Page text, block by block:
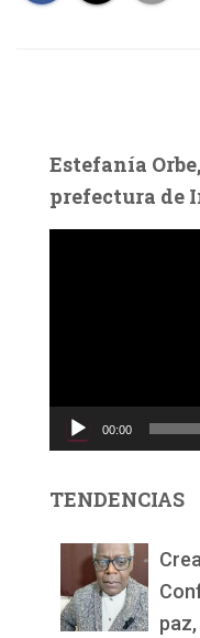
Estefanía
prefectura de
c
d
00:00
TENDENCIAS